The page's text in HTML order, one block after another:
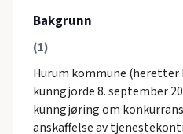
Bakgrunn
(1)
Hurum kommune
kunngjorde 8. september
kunngjøring om
anskaffelse av